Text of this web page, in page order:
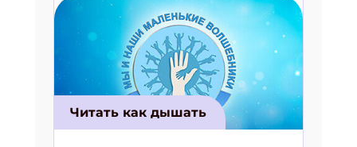
Читать как дышать